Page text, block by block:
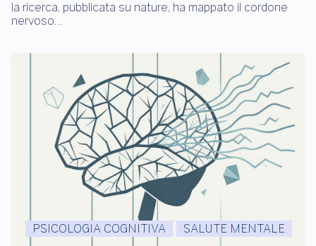
la ricerca, pubblicata su nature, ha mappato il cordone
nervoso…
PSICOLOGIA COGNITIVA SALUTE MENTALE